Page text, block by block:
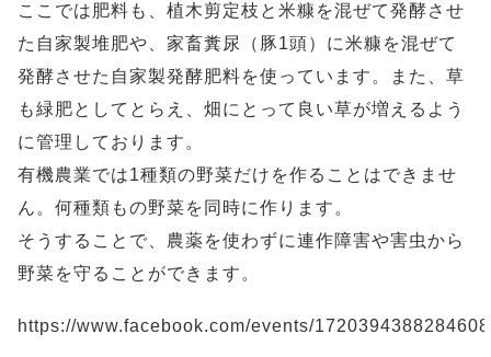
ここでは肥料も、植木剪定枝と米糠を混ぜて発酵させ
た自家製堆肥や、家畜糞尿（豚1頭）に米糠を混ぜて
発酵させた自家製発酵肥料を使っています。また、草
も緑肥としてとらえ、畑にとって良い草が増えるよう
に管理しております。
有機農業では1種類の野菜だけを作ることはできませ
ん。何種類もの野菜を同時に作ります。
そうすることで、農薬を使わずに連作障害や害虫から
野菜を守ることができます。
https://www.facebook.com/events/